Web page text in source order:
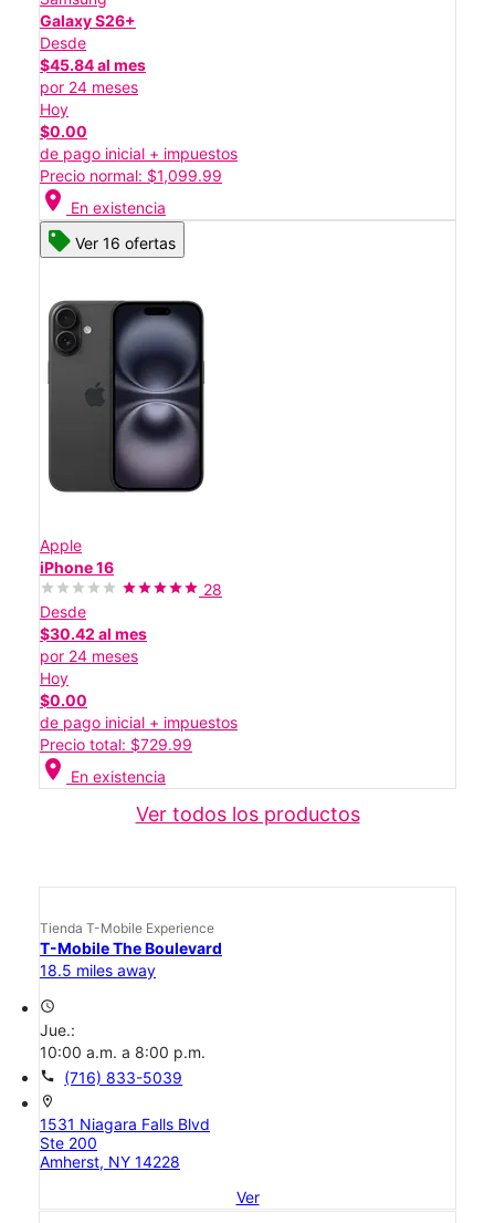
Galaxy S26+
Desde
$45.84 al mes
por 24 meses
Hoy
$0.00
de pago inicial + impuestos
Precio normal: $1,099.99
location_on En existencia
Ver 16 ofertas
Apple
iPhone 16
28
Desde
$30.42 al mes
por 24 meses
Hoy
$0.00
de pago inicial + impuestos
Precio total: $729.99
location_on En existencia
Ver todos los productos
Tienda T-Mobile Experience
T-Mobile The Boulevard
18.5 miles away
access_time
Jue.:
10:00 a.m. a 8:00 p.m.
call (716) 833-5039
location_on
1531 Niagara Falls Blvd
Ste 200
Amherst, NY 14228
Ver